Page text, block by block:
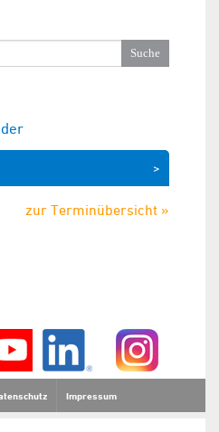
>
zur Terminübersicht »
Impressum